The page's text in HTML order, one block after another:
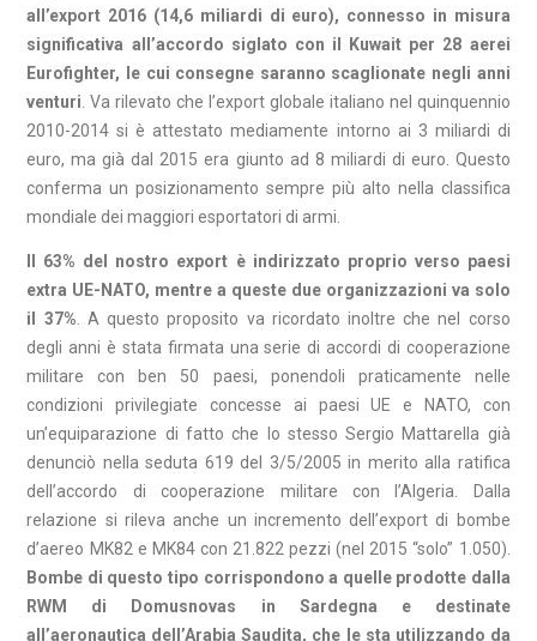
all’export 2016 (14,6 miliardi di euro), connesso in misura
significativa all’accordo siglato con il Kuwait per 28 aerei
Eurofighter, le cui consegne saranno scaglionate negli anni
venturi . Va rilevato che l’export globale italiano nel quinquennio
2010-2014 si è attestato mediamente intorno ai 3 miliardi di
euro, ma già dal 2015 era giunto ad 8 miliardi di euro. Questo
conferma un posizionamento sempre più alto nella classifica
mondiale dei maggiori esportatori di armi.
Il 63% del nostro export è indirizzato proprio verso paesi
extra UE-NATO, mentre a queste due organizzazioni va solo
il 37%. A questo proposito va ricordato inoltre che nel corso
degli anni è stata firmata una serie di accordi di cooperazione
militare con ben 50 paesi, ponendoli praticamente nelle
condizioni privilegiate concesse ai paesi UE e NATO, con
un’equiparazione di fatto che lo stesso Sergio Mattarella già
denunciò nella seduta 619 del 3/5/2005 in merito alla ratifica
dell’accordo di cooperazione militare con l’Algeria. Dalla
relazione si rileva anche un incremento dell’export di bombe
d’aereo MK82 e MK84 con 21.822 pezzi (nel 2015 “solo” 1.050).
Bombe di questo tipo corrispondono a quelle prodotte dalla
RWM di Domusnovas in Sardegna e destinate
all’aeronautica dell’Arabia Saudita, che le sta utilizzando da